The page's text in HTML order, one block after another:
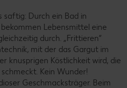
saftig: Durch ein Bad in
Lebensmittel eine
durch. „Frittieren“
mit der das Gargut im
knusprigen Köstlichkeit wird, die
Kein Wunder!
Geschmacksträger. Beim